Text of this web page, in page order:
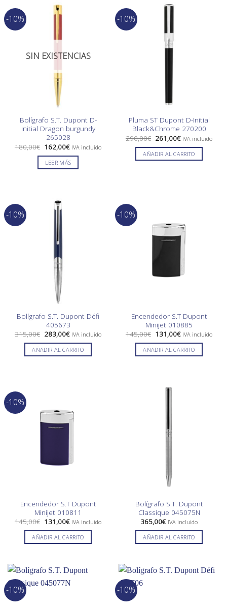
-10%
SIN EXISTENCIAS
Bolígrafo S.T. Dupont D-
Initial Dragon burgundy
265028
180,00€ El
precio
original
era:
180,00€.
162,00€El
precio
actual
es:
162,00€.
IVA incluido
LEER MÁS
-10%
Pluma ST Dupont D-Initial
Black&Chrome 270200
290,00€ El
precio
original
era:
290,00€.
261,00€El
precio
actual
es:
261,00€.
IVA incluido
AÑADIR AL CARRITO
-10%
Bolígrafo S.T. Dupont Défi
405673
315,00€ El
precio
original
era:
283,00€El
actual
es:
IVA incluido
AÑADIR AL CARRITO
-10%
Encendedor S.T Dupont
Minijet 010885
145,00€ El
precio
original
era:
131,00€El
actual
es:
IVA incluido
AÑADIR AL CARRITO
-10%
Encendedor S.T Dupont
Minijet 010811
145,00€ El
precio
original
era:
145,00€.
131,00€El
precio
actual
es:
131,00€.
IVA incluido
AÑADIR AL CARRITO
Bolígrafo S.T. Dupont
Classique 045075N
365,00€ IVA incluido
AÑADIR AL CARRITO
-10% -10%